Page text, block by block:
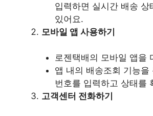
입력하면 실시간 배송 상
있어요.
모바일 앱 사용하기
로젠택배의 모바일 앱을
앱 내의 배송조회 기능을
번호를 입력하고 상태를
고객센터 전화하기